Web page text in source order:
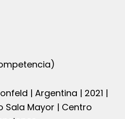
| Argentina | 2021 |
Sala Mayor | Centro